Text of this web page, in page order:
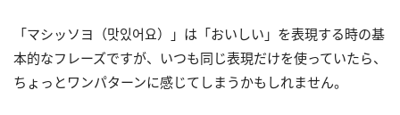
「マシッソヨ（맛있어요）」は「おいしい」を表現する時の基
本的なフレーズですが、いつも同じ表現だけを使っていたら、
ちょっとワンパターンに感じてしまうかもしれません。